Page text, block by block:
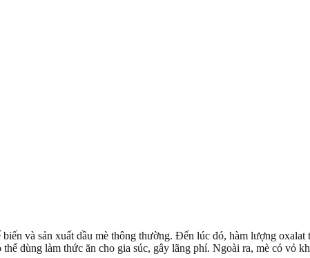
và sản xuất dầu mè thông thường. Đến lúc đó, hàm lượng oxalat
dùng làm thức ăn cho gia súc, gây lãng phí. Ngoài ra, mè có vỏ